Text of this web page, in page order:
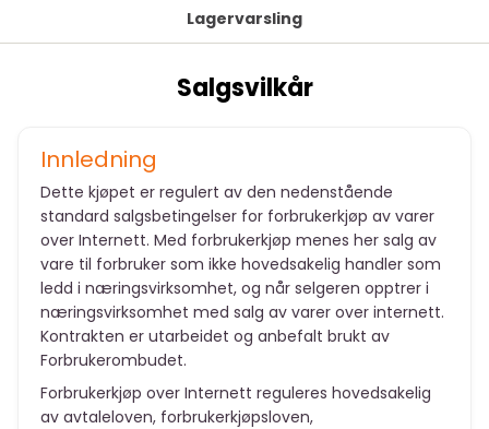
Lagervarsling
Salgsvilkår
Innledning
Dette kjøpet er regulert av den nedenstående
standard salgsbetingelser for forbrukerkjøp av varer
over Internett. Med forbrukerkjøp menes her salg av
vare til forbruker som ikke hovedsakelig handler som
ledd i næringsvirksomhet, og når selgeren opptrer i
næringsvirksomhet med salg av varer over internett.
Kontrakten er utarbeidet og anbefalt brukt av
Forbrukerombudet.
Forbrukerkjøp over Internett reguleres hovedsakelig
av avtaleloven, forbrukerkjøpsloven,